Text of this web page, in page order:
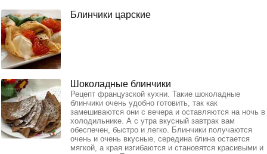
Блинчики царские
Шоколадные блинчики
Рецепт французской кухни. Такие шоколадные
блинчики очень удобно готовить, так как
замешиваются они с вечера и оставляются на ночь в
холодильнике. А с утра вкусный завтрак вам
обеспечен, быстро и легко. Блинчики получаются
очень и очень вкусные, середина блина остается
мягкой, а края изгибаются и становятся красивыми и